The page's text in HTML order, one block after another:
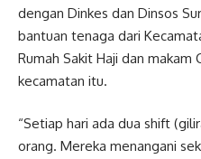
dengan Dinkes dan Dinsos
bantuan tenaga dari
Rumah Sakit Haji dan makam
kecamatan itu.
“Setiap hari ada dua shift
orang. Mereka menangani